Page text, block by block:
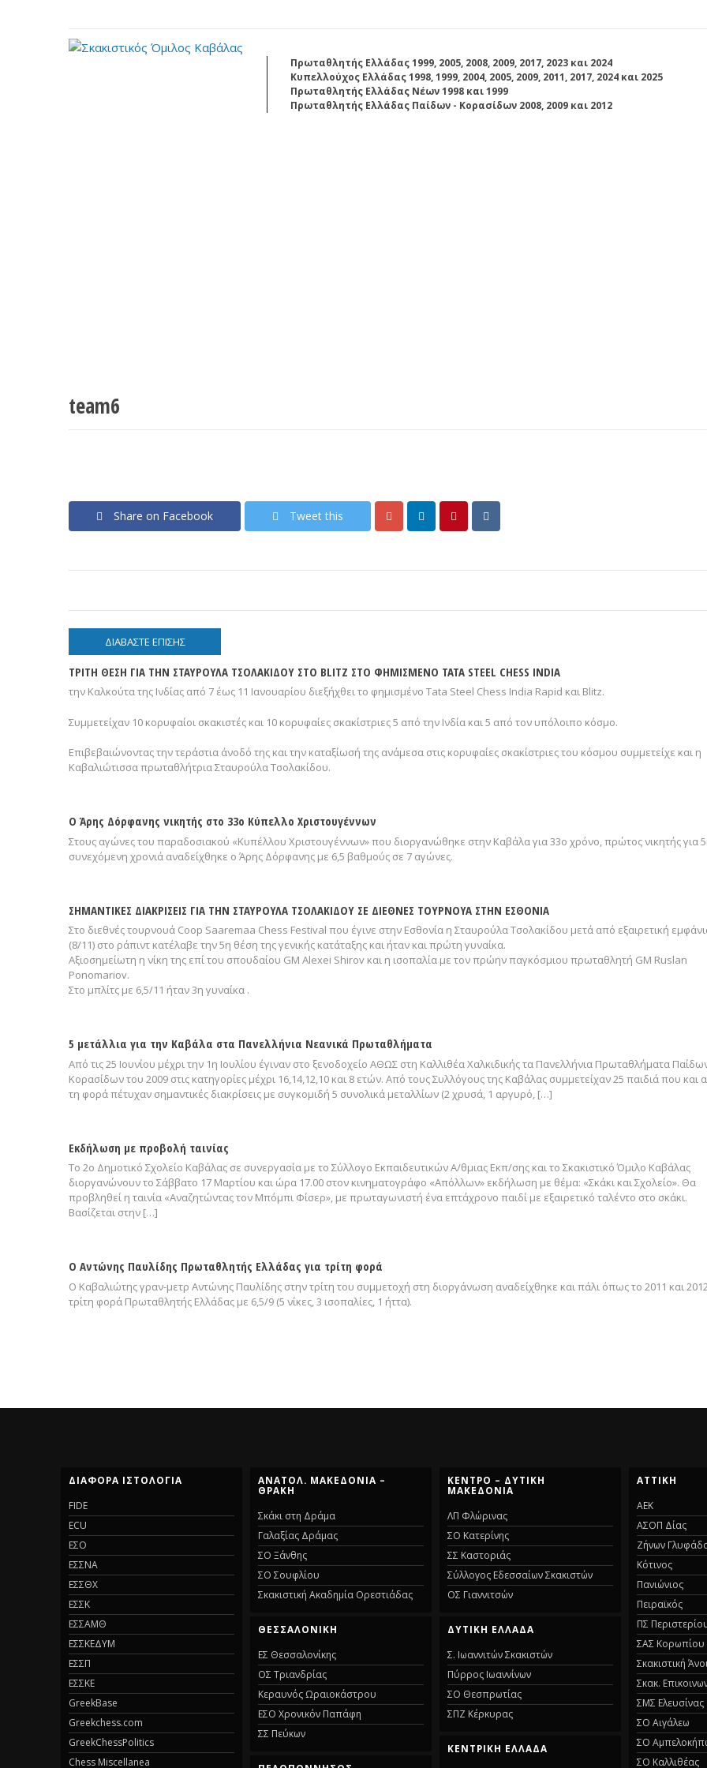
Πρωταθλητής Ελλάδας 1999, 2005, 2008, 2009, 2017, 2023 και 2024
Κυπελλούχος Ελλάδας 1998, 1999, 2004, 2005, 2009, 2011, 2017, 2024 και 2025
Πρωταθλητής Ελλάδας Νέων 1998 και 1999
Πρωταθλητής Ελλάδας Παίδων - Κορασίδων 2008, 2009 και 2012
team6
Share on Facebook Tweet this
ΔΙΑΒΆΣΤΕ ΕΠΊΣΗΣ
ΤΡΙΤΗ ΘΕΣΗ ΓΙΑ ΤΗΝ ΣΤΑΥΡΟΥΛΑ ΤΣΟΛΑΚΙΔΟΥ ΣΤΟ BLITZ ΣΤΟ ΦΗΜΙΣΜΕΝΟ TATA STEEL CHESS INDIA
την Καλκούτα της Ινδίας από 7 έως 11 Ιανουαρίου διεξήχθει το φημισμένο Tata Steel Chess India Rapid και Blitz.
Συμμετείχαν 10 κορυφαίοι σκακιστές και 10 κορυφαίες σκακίστριες 5 από την Ινδία και 5 από τον υπόλοιπο κόσμο.
Επιβεβαιώνοντας την τεράστια άνοδό της και την καταξίωσή της ανάμεσα στις κορυφαίες σκακίστριες του κόσμου συμμετείχε και η
Καβαλιώτισσα πρωταθλήτρια Σταυρούλα Τσολακίδου.
Ο Άρης Δόρφανης νικητής στο 33ο Κύπελλο Χριστουγέννων
Στους αγώνες του παραδοσιακού «Κυπέλλου Χριστουγέννων» που διοργανώθηκε στην Καβάλα για 33ο χρόνο, πρώτος νικητής για
συνεχόμενη χρονιά αναδείχθηκε ο Άρης Δόρφανης με 6,5 βαθμούς σε 7 αγώνες.
ΣΗΜΑΝΤΙΚΕΣ ΔΙΑΚΡΙΣΕΙΣ ΓΙΑ ΤΗΝ ΣΤΑΥΡΟΥΛΑ ΤΣΟΛΑΚΙΔΟΥ ΣΕ ΔΙΕΘΝΕΣ ΤΟΥΡΝΟΥΑ ΣΤΗΝ ΕΣΘΟΝΙΑ
Στο διεθνές τουρνουά Coop Saaremaa Chess Festival που έγινε στην Εσθονία η Σταυρούλα Τσολακίδου μετά από εξαιρετική
(8/11) στο ράπιντ κατέλαβε την 5η θέση της γενικής κατάταξης και ήταν και πρώτη γυναίκα.
Αξιοσημείωτη η νίκη της επί του σπουδαίου GM Alexei Shirov και η ισοπαλία με τον πρώην παγκόσμιου πρωταθλητή GM Ruslan
Ponomariov.
Στο μπλίτς με 6,5/11 ήταν 3η γυναίκα .
5 μετάλλια για την Καβάλα στα Πανελλήνια Νεανικά Πρωταθλήματα
Από τις 25 Ιουνίου μέχρι την 1η Ιουλίου έγιναν στο ξενοδοχείο ΑΘΩΣ στη Καλλιθέα Χαλκιδικής τα Πανελλήνια Πρωταθλήματα
Κορασίδων του 2009 στις κατηγορίες μέχρι 16,14,12,10 και 8 ετών. Από τους Συλλόγους της Καβάλας συμμετείχαν 25 παιδιά που και
τη φορά πέτυχαν σημαντικές διακρίσεις με συγκομιδή 5 συνολικά μεταλλίων (2 χρυσά, 1 αργυρό, […]
Εκδήλωση με προβολή ταινίας
Το 2ο Δημοτικό Σχολείο Καβάλας σε συνεργασία με το Σύλλογο Εκπαιδευτικών Α/θμιας Εκπ/σης και το Σκακιστικό Όμιλο Καβάλας
διοργανώνουν το Σάββατο 17 Μαρτίου και ώρα 17.00 στον κινηματογράφο «Απόλλων» εκδήλωση με θέμα: «Σκάκι και Σχολείο». Θα
προβληθεί η ταινία «Αναζητώντας τον Μπόμπι Φίσερ», με πρωταγωνιστή ένα επτάχρονο παιδί με εξαιρετικό ταλέντο στο σκάκι.
Βασίζεται στην […]
Ο Αντώνης Παυλίδης Πρωταθλητής Ελλάδας για τρίτη φορά
Ο Καβαλιώτης γραν-μετρ Αντώνης Παυλίδης στην τρίτη του συμμετοχή στη διοργάνωση αναδείχθηκε και πάλι όπως το 2011 και
τρίτη φορά Πρωταθλητής Ελλάδας με 6,5/9 (5 νίκες, 3 ισοπαλίες, 1 ήττα).
ΔΙΆΦΟΡΑ ΙΣΤΟΛΌΓΙΑ
FIDE
ECU
ΕΣΟ
ΕΣΣΝΑ
ΕΣΣΘΧ
ΕΣΣΚ
ΕΣΣΑΜΘ
ΕΣΣΚΕΔΥΜ
ΕΣΣΠ
ΕΣΣΚΕ
GreekBase
Greekchess.com
GreekChessPolitics
Chess Miscellanea
ΑΝΑΤΟΛ. ΜΑΚΕΔΟΝΊΑ –
ΘΡΆΚΗ
Σκάκι στη Δράμα
Γαλαξίας Δράμας
ΣΟ Ξάνθης
ΣΟ Σουφλίου
Σκακιστική Ακαδημία Ορεστιάδας
ΘΕΣΣΑΛΟΝΊΚΗ
ΕΣ Θεσσαλονίκης
ΟΣ Τριανδρίας
Κεραυνός Ωραιοκάστρου
ΕΣΟ Χρονικόν Παπάφη
ΣΣ Πεύκων
ΚΈΝΤΡΟ – ΔΥΤΙΚΉ
ΜΑΚΕΔΟΝΊΑ
ΛΠ Φλώρινας
ΣΟ Κατερίνης
ΣΣ Καστοριάς
Σύλλογος Εδεσσαίων Σκακιστών
ΟΣ Γιαννιτσών
ΔΥΤΙΚΉ ΕΛΛΆΔΑ
Σ. Ιωαννιτών Σκακιστών
Πύρρος Ιωαννίνων
ΣΟ Θεσπρωτίας
ΣΠΖ Κέρκυρας
ΚΕΝΤΡΙΚΉ ΕΛΛΆΔΑ
ΑΤΤΙΚΉ
ΑΕΚ
ΑΣΟΠ Δίας
Ζήνων
Κότινος
Πανιώνιος
Πειραϊκός
ΠΣ
ΣΑΣ Κορωπίου
Σκακιστική
Σκακ.
ΣΜΣ Ελευσίνας
ΣΟ Αιγάλεω
ΣΟ
ΣΟ Καλλιθέας